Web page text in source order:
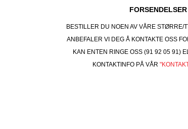
FORSENDELSER
BESTILLER DU NOEN AV VÅRE STØRRE/
ANBEFALER VI DEG Å KONTAKTE OSS
KAN ENTEN RINGE OSS (91 92 05 91)
KONTAKTINFO PÅ VÅR